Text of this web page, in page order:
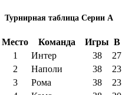
Турнирная таблица Серии А
Место Команда Игры В
1
Интер 38 27
2
Наполи 38 23
3
Рома 38 23